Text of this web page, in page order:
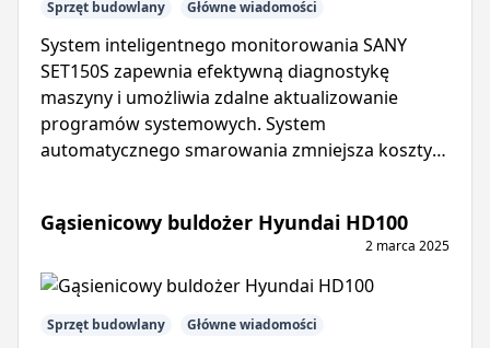
Sprzęt budowlany Główne wiadomości
System inteligentnego monitorowania SANY
SET150S zapewnia efektywną diagnostykę
maszyny i umożliwia zdalne aktualizowanie
programów systemowych. System
automatycznego smarowania zmniejsza koszty
Gąsienicowy buldożer Hyundai HD100
2 marca 2025
Sprzęt budowlany Główne wiadomości